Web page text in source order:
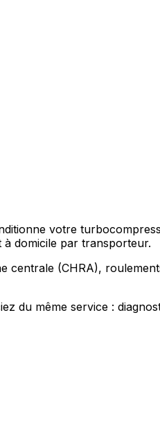
votre
domicile par transporteur.
(CHRA),
du même service :